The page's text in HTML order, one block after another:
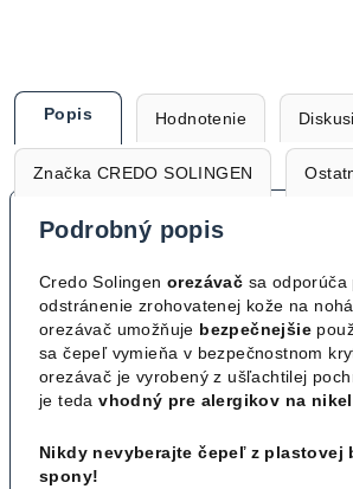
Popis Hodnotenie
Značka CREDO SOLINGEN
Podrobný popis
Credo Solingen orezávač sa odporúča
odstránenie zrohovatenej kože na
orezávač umožňuje bezpečnejšie
sa čepeľ vymieňa v bezpečnostnom
orezávač je vyrobený z ušľachtilej
je teda vhodný pre alergikov na
Nikdy nevyberajte čepeľ z plastovej
spony!